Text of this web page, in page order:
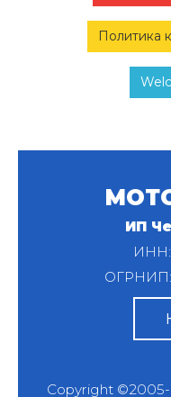
Политика
ИП
ИНН:
ОГРНИП:
Copyright